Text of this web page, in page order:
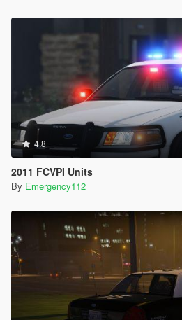
4.8
2011 FCVPI Units
By Emergency112